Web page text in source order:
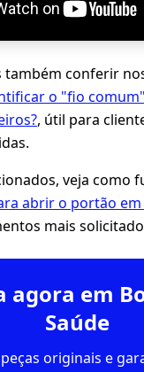
também conferir
o "fio
, útil para
veja como
abrir o portão em
mais
agora em
Saúde
originais e